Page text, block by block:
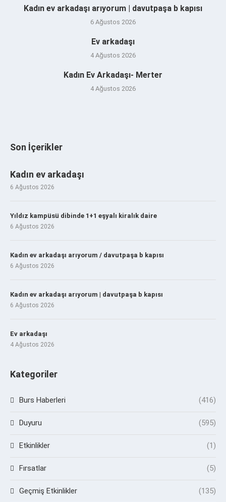
Kadın ev arkadaşı arıyorum | davutpaşa b kapısı
6 Ağustos 2026
Ev arkadaşı
4 Ağustos 2026
Kadın Ev Arkadaşı- Merter
4 Ağustos 2026
Son İçerikler
Kadın ev arkadaşı
6 Ağustos 2026
Yıldız kampüsü dibinde 1+1 eşyalı kiralık daire
6 Ağustos 2026
Kadın ev arkadaşı arıyorum / davutpaşa b kapısı
6 Ağustos 2026
Kadın ev arkadaşı arıyorum | davutpaşa b kapısı
6 Ağustos 2026
Ev arkadaşı
4 Ağustos 2026
Kategoriler
Burs Haberleri (416)
Duyuru (595)
Etkinlikler (1)
Fırsatlar (5)
Geçmiş Etkinlikler (135)